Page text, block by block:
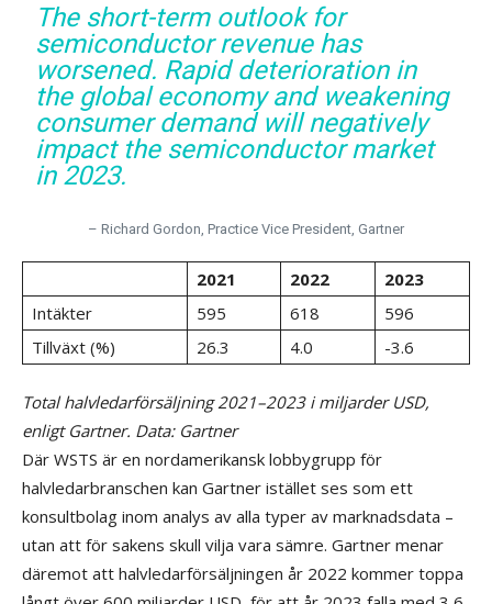
The short-term outlook for
semiconductor revenue has
worsened. Rapid deterioration in
the global economy and weakening
consumer demand will negatively
impact the semiconductor market
in 2023.
– Richard Gordon, Practice Vice President, Gartner
2021 2022
2023
Intäkter
595 618
596
Tillväxt (%)
26.3 4.0 -3.6
Total halvledarförsäljning 2021–2023 i miljarder USD,
enligt Gartner. Data: Gartner
Där WSTS är en nordamerikansk lobbygrupp för
halvledarbranschen kan Gartner istället ses som ett
konsultbolag inom analys av alla typer av marknadsdata –
utan att för sakens skull vilja vara sämre. Gartner menar
däremot att halvledarförsäljningen år 2022 kommer toppa